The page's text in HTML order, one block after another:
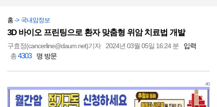
홈 -> 국내암정보
3D 바이오 프린팅으로 환자 맞춤형 위암 치료법 개발
구효정(cancerline@daum.net)기자 2024년 03월 05일 16:24 분
입력
총4303 명 방문
AD